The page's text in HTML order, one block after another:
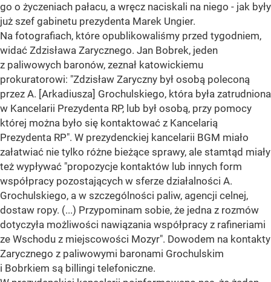
go o życzeniach pałacu, a wręcz naciskali na niego - jak były
już szef gabinetu prezydenta Marek Ungier.
Na fotografiach, które opublikowaliśmy przed tygodniem,
widać Zdzisława Zarycznego. Jan Bobrek, jeden
z paliwowych baronów, zeznał katowickiemu
prokuratorowi: "Zdzisław Zaryczny był osobą poleconą
przez A. [Arkadiusza] Grochulskiego, która była zatrudniona
w Kancelarii Prezydenta RP, lub był osobą, przy pomocy
której można było się kontaktować z Kancelarią
Prezydenta RP". W prezydenckiej kancelarii BGM miało
załatwiać nie tylko różne bieżące sprawy, ale stamtąd miały
też wypływać "propozycje kontaktów lub innych form
współpracy pozostających w sferze działalności A.
Grochulskiego, a w szczególności paliw, agencji celnej,
dostaw ropy. (...) Przypominam sobie, że jedna z rozmów
dotyczyła możliwości nawiązania współpracy z rafineriami
ze Wschodu z miejscowości Mozyr". Dowodem na kontakty
Zarycznego z paliwowymi baronami Grochulskim
i Bobrkiem są billingi telefoniczne.